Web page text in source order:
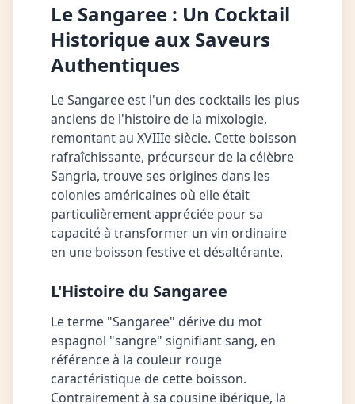
Le Sangaree : Un Cocktail
Historique aux Saveurs
Authentiques
Le Sangaree est l'un des cocktails les plus
anciens de l'histoire de la mixologie,
remontant au XVIIIe siècle. Cette boisson
rafraîchissante, précurseur de la célèbre
Sangria, trouve ses origines dans les
colonies américaines où elle était
particulièrement appréciée pour sa
capacité à transformer un vin ordinaire
en une boisson festive et désaltérante.
L'Histoire du Sangaree
Le terme "Sangaree" dérive du mot
espagnol "sangre" signifiant sang, en
référence à la couleur rouge
caractéristique de cette boisson.
Contrairement à sa cousine ibérique, la